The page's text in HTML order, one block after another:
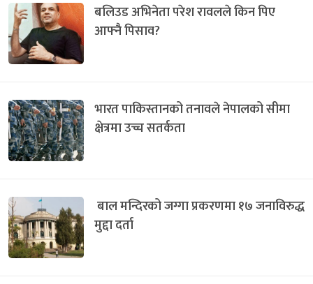
बलिउड अभिनेता परेश रावलले किन पिए
आफ्नै पिसाव?
भारत पाकिस्तानको तनावले नेपालको सीमा
क्षेत्रमा उच्च सतर्कता
बाल मन्दिरको जग्गा प्रकरणमा १७ जनाविरुद्ध
मुद्दा दर्ता